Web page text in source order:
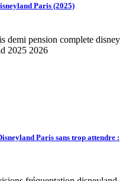
Paris (2025)
Paris sans trop attendre :